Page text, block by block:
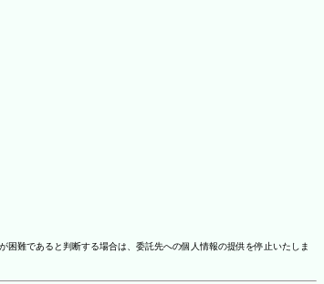
難であると判断する場合は、委託先への個人情報の提供を停止いたしま